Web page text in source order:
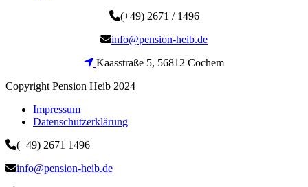
(+49) 2671 / 1496
info@pension-heib.de
Kaasstraße 5, 56812 Cochem
Copyright Pension Heib 2024
Impressum
Datenschutzerklärung
(+49) 2671 1496
info@pension-heib.de